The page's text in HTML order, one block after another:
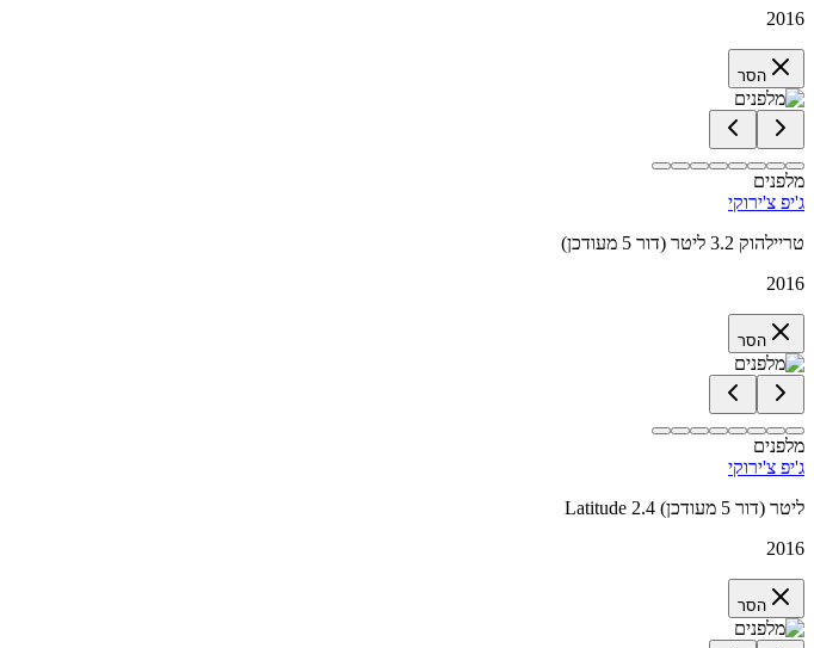
2016
הסר
מלפנים
ג'יפ צ'ירוקי
טריילהוק 3.2 ליטר (דור 5 מעודכן)
2016
הסר
מלפנים
ג'יפ צ'ירוקי
Latitude 2.4 ליטר (דור 5 מעודכן)
2016
הסר